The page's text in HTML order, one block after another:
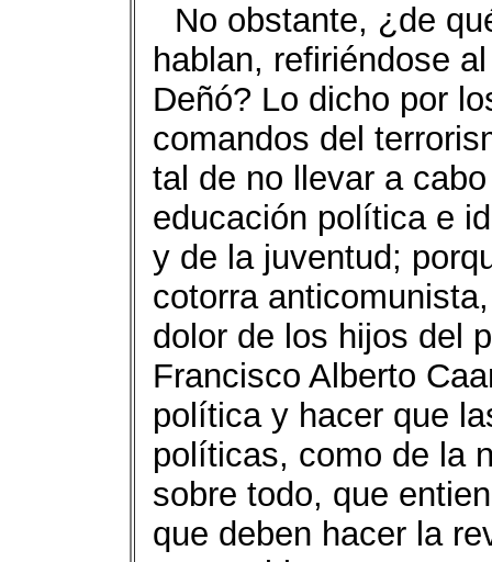
No obstante, ¿de
hablan, refiriéndose
Deñó? Lo dicho por
comandos del
tal de no llevar a
educación política e
y de la juventud;
cotorra
dolor de los hijos del
Francisco Alberto
política y hacer que
políticas, como de la
sobre todo, que
que deben hacer la